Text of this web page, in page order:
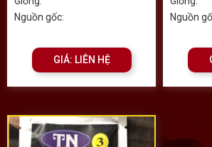
Nguồn gốc:
GIÁ: LIÊN HỆ
Nguồn